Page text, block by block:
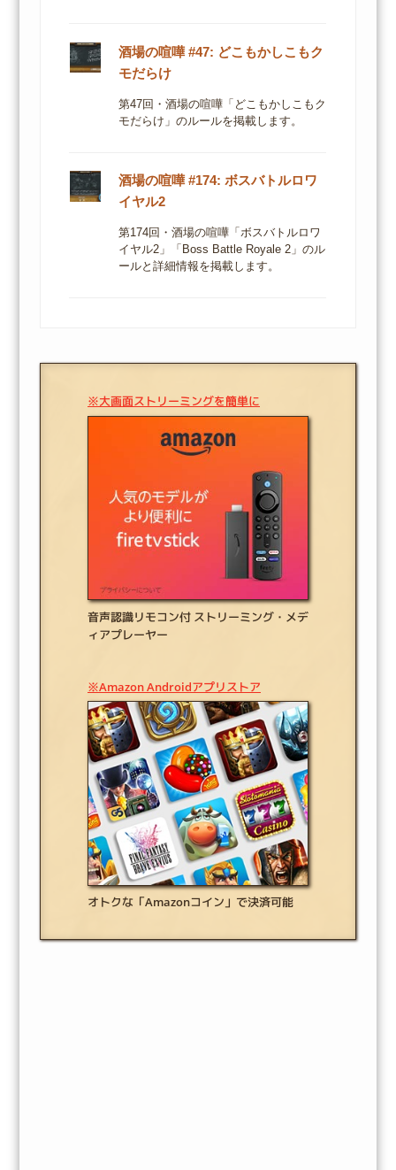
酒場の喧嘩 #47: どこもかしこもク
モだらけ
第47回・酒場の喧嘩「どこもかしこもク
モだらけ」のルールを掲載します。
酒場の喧嘩 #174: ボスバトルロワ
イヤル2
第174回・酒場の喧嘩「ボスバトルロワ
イヤル2」「Boss Battle Royale 2」のル
ールと詳細情報を掲載します。
※大画面ストリーミングを簡単に
音声認識リモコン付 ストリーミング・メデ
ィアプレーヤー
※Amazon Androidアプリストア
オトクな「Amazonコイン」で決済可能